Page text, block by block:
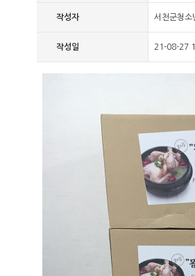
작성자 서천군청소
작성일 21-08-27